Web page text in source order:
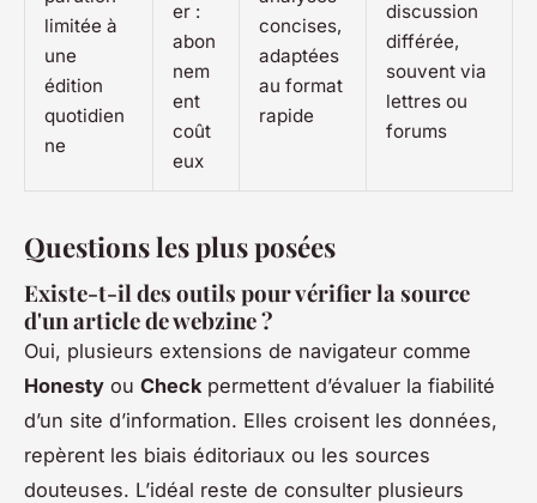
limitée à
une
édition
quotidien
ne
er :
abon
nem
ent
coût
eux
concises,
adaptées
au format
rapide
discussion
différée,
souvent via
lettres ou
forums
Questions les plus posées
Existe-t-il des outils pour vérifier la source
d'un article de webzine ?
Oui, plusieurs extensions de navigateur comme
Honesty ou Check permettent d’évaluer la fiabilité
d’un site d’information. Elles croisent les données,
repèrent les biais éditoriaux ou les sources
douteuses. L’idéal reste de consulter plusieurs